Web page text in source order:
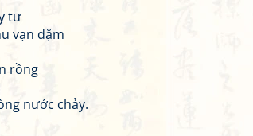
tư
vạn dặm
rồng
nước chảy.